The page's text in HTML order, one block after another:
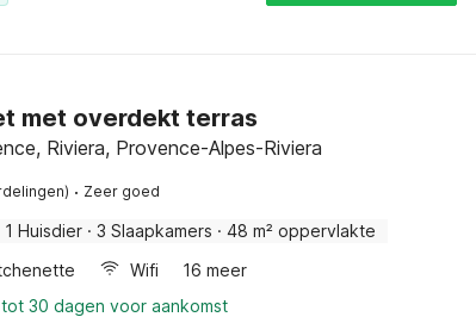
met overdekt terras
Riviera, Provence-Alpes-Riviera
· Zeer goed
1 Huisdier · 3 Slaapkamers · 48 m² oppervlakte
Wifi
16 meer
30 dagen voor aankomst